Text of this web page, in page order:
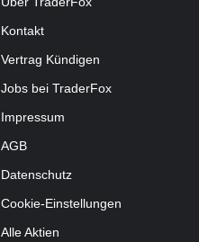
Kontakt
Vertrag Kündigen
Jobs bei TraderFox
Impressum
AGB
Datenschutz
Cookie-Einstellungen
Alle Aktien